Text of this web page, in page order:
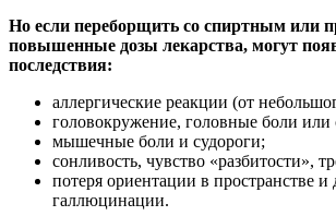
Но если переборщить со спиртным или
повышенные дозы лекарства, могут
последствия:
аллергические реакции (от
головокружение, головные боли или
мышечные боли и судороги;
сонливость, чувство «разбитости»,
потеря ориентации в пространстве и
галлюцинации.